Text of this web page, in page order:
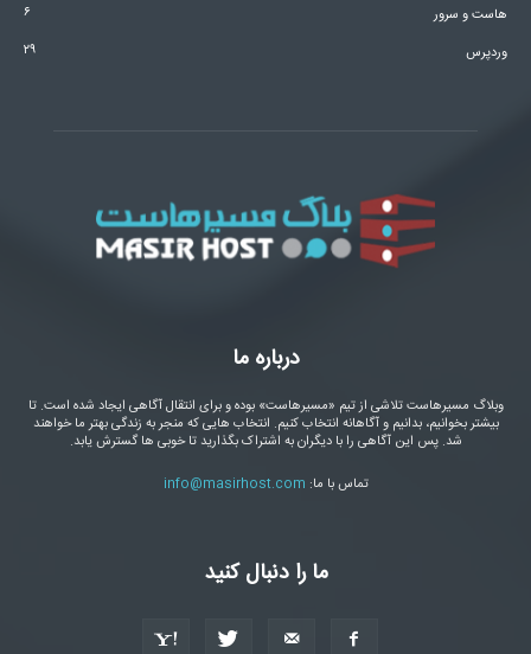
هاست و سرور
۶
وردپرس
۲۹
درباره ما
وبلاگ مسیرهاست تلاشی از تیم «مسیرهاست» بوده و برای انتقال آگاهی ایجاد شده است. تا
بیشتر بخوانیم، بدانیم و آگاهانه انتخاب کنیم. انتخاب هایی که منجر به زندگی بهتر ما خواهند
شد. پس این آگاهی را با دیگران به اشتراک بگذارید تا خوبی ها گسترش یابد.
تماس با ما: info@masirhost.com
ما را دنبال کنید